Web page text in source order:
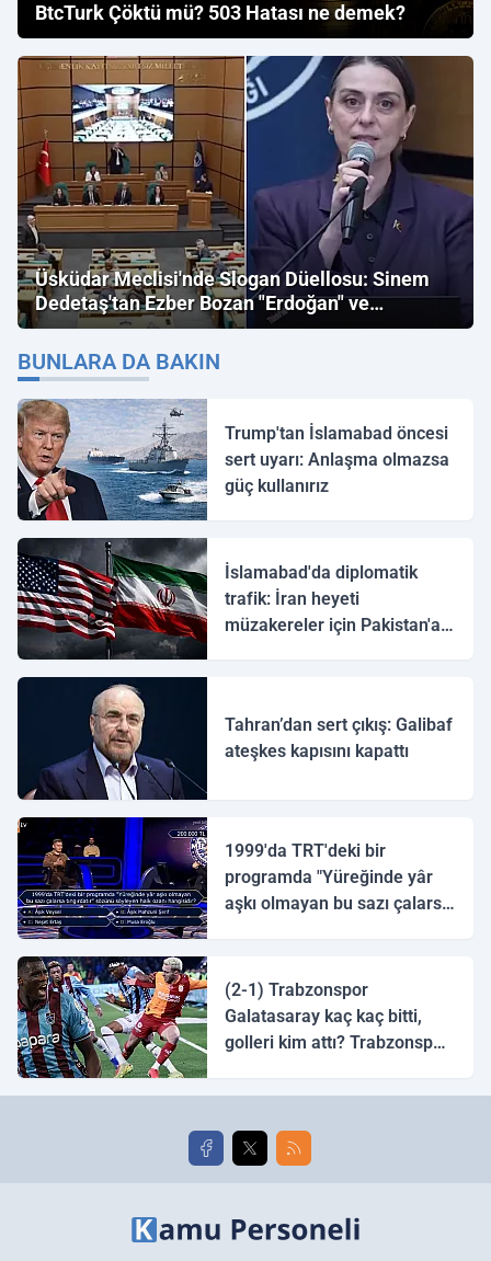
BtcTurk Çöktü mü? 503 Hatası ne demek?
Üsküdar Meclisi'nde Slogan Düellosu: Sinem
Dedetaş'tan Ezber Bozan "Erdoğan" ve
"İmamoğlu" Çıkışı!
BUNLARA DA BAKIN
Trump'tan İslamabad öncesi
sert uyarı: Anlaşma olmazsa
güç kullanırız
İslamabad'da diplomatik
trafik: İran heyeti
müzakereler için Pakistan'a
Tahran’dan sert çıkış: Galibaf
ateşkes kapısını kapattı
1999'da TRT'deki bir
programda "Yüreğinde yâr
aşkı olmayan bu sazı çalarsa
(2-1) Trabzonspor
Galatasaray kaç kaç bitti,
golleri kim attı? Trabzonspor
golleri!